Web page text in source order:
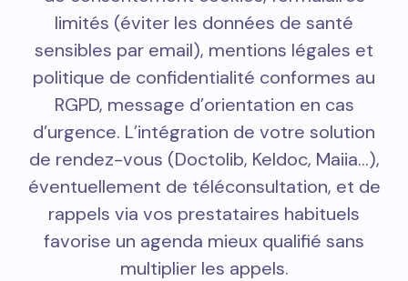
limités (éviter les données de santé
sensibles par email), mentions légales et
politique de confidentialité conformes au
RGPD, message d’orientation en cas
d’urgence. L’intégration de votre solution
de rendez-vous (Doctolib, Keldoc, Maiia…),
éventuellement de téléconsultation, et de
rappels via vos prestataires habituels
favorise un agenda mieux qualifié sans
multiplier les appels.